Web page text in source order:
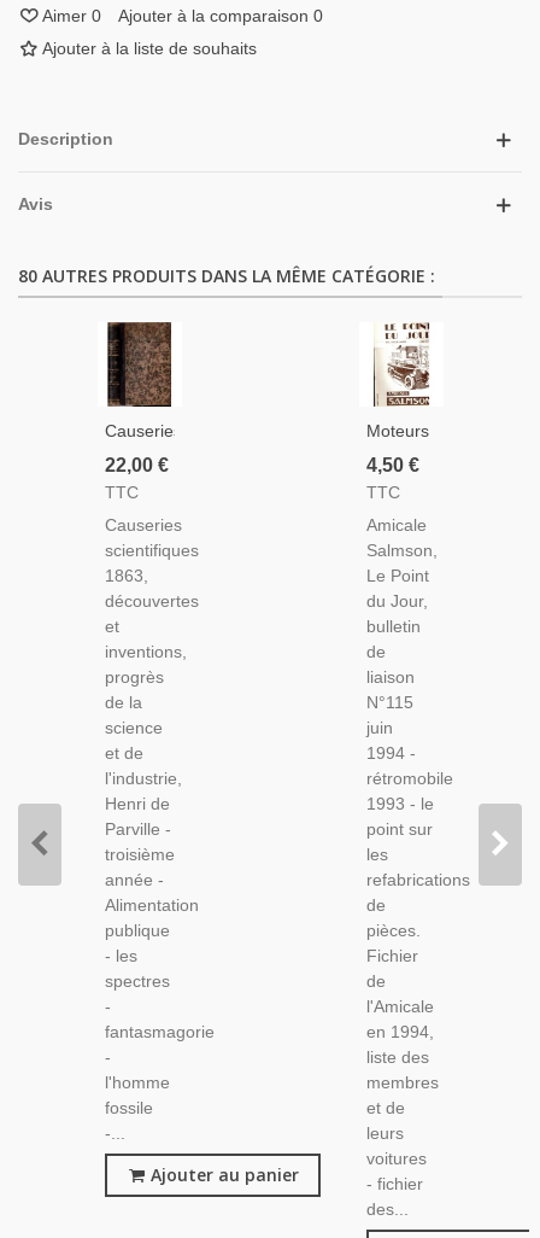
Aimer 0 Ajouter à la comparaison 0
Ajouter à la liste de souhaits
Description
Avis
80 AUTRES PRODUITS DANS LA MÊME CATÉGORIE :
Causeries
Scientifiques
1863,
De La
Science
Et De
L'industrie,
Henri De
Parville -
Inventions
19e
Siècle,
Revues
22,00 €
TTC
Causeries
scientifiques
1863,
découvertes
et
inventions,
progrès
de la
science
et de
l'industrie,
Henri de
Parville -
troisième
année -
Alimentation
publique
- les
spectres
-
fantasmagorie
-
l'homme
fossile
-...
Ajouter au panier
Moteurs
Salmson,
Le Point
N°115
Juin
1994 -
Revues
Automobiles,
Mécanique
4,50 €
TTC
Amicale
Salmson,
Le Point
du Jour,
bulletin
de
liaison
N°115
juin
1994 -
rétromobile
1993 - le
point sur
les
refabrications
de
pièces.
Fichier
de
l'Amicale
en 1994,
liste des
membres
et de
leurs
voitures
- fichier
des...